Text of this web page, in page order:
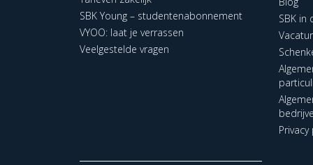
SBK Young – studentenabonnement
VYOO: laat je verrassen
Veelgestelde vragen
SBK in